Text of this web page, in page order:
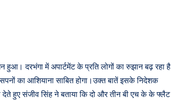
दरभंगा में अपार्टमेंट के प्रति लोगों का रुझान बढ़ रहा है
का आशियाना साबित होगा।उक्त बातें इसके निदेशक
हुए संजीव सिंह ने बताया कि दो और तीन बी एच के के फ्लैट